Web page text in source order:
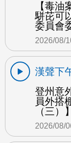
【毒
駢芘可
委員會
2026/08/
漢聲下
登州意
員外搭
（三
2026/08/